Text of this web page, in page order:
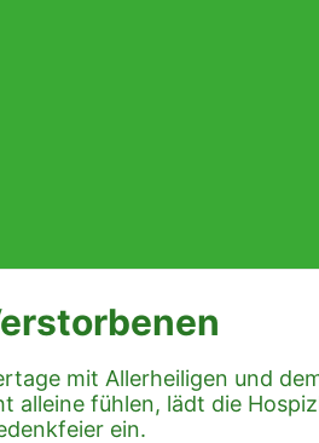
mit Allerheiligen und
alleine fühlen, lädt die
ein.